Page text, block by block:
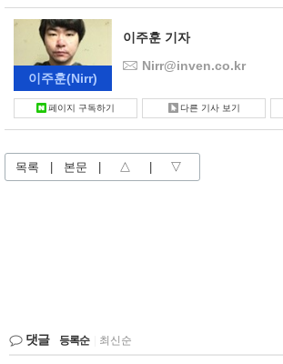
이주훈(Nirr)
이주훈 기자
Nirr@inven.co.kr
페이지 구독하기 다른 기사 보기
목록 본문 △ ▽
댓글 등록순 최신순